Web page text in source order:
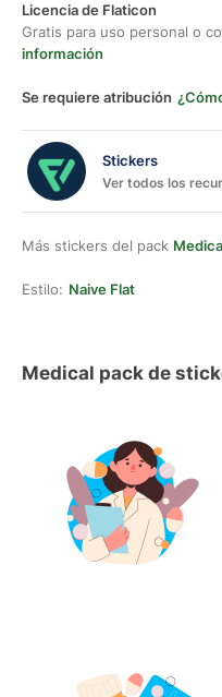
Licencia de Flaticon
Gratis para uso personal o
información
Se requiere atribución
Stickers
Ver todos los
Más stickers del pack
Estilo: Naive Flat
Medical pack de